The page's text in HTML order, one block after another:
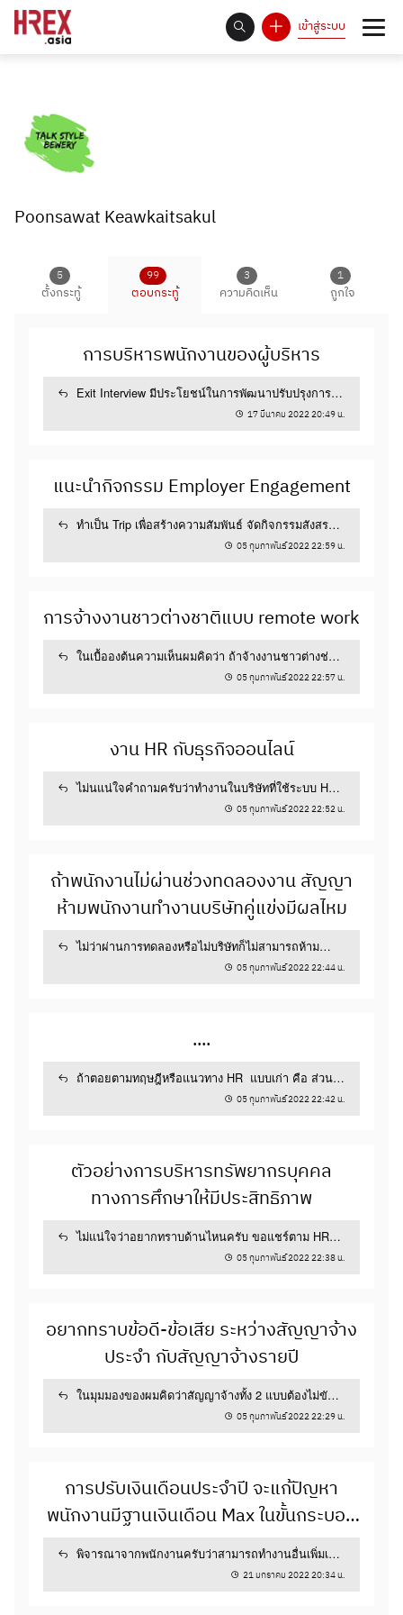
เข้าสู่ระบบ
Poonsawat Keawkaitsakul
5
ตั้งกระทู้
99
ตอบกระทู้
3
ความคิดเห็น
1
ถูกใจ
งาน HR ช่วงสิ้นปี
ในช่วงสิ้นปีที่จะมาถึง เพื่อน ๆ HR มีงานอะไรที่ต้อง
ทำพิเศษ เร่งด่วนอกเหนือจากงานประจำ (Routine)
1 3
21 พฤศจิกายน 2021 22:07 น.
Digital Transformation กับ HR
ในยุคที่มีการเปลี่ยนแปลงอย่างรวดเร็วเช่นนี้ ทาง
HR เราต้องวางแผนเตรียมการทำ Digital
Transformation อย่างไรครับ
การพัฒนาบุคลากร (HRD)
คนเก่งกับคนดี
ในการสรรหาบุคลากรใหม่เข้ามาร่วมงานกับ
องค์กร ถ้าท่านจำเป็นต้องเลือกระหว่างคนเก่ง กับ
2 5
การบริหารข้อมูลต่าง ๆ ด้าน HR
ข้อมูลระหว่างพนักงานและบริษัทเพื่อให้พนักงาน
สามารถตัดสินใจ วางแผนการทำงาน...
3 2
24 สิงหาคม 2021 15:02 น.
พนักงานระดับปฏิบัติการ
ในการทำงานเพื่อขับเคลื่อนบริษัทให้สามารถ
ทำงานได้อย่างมีประสิทธิภาพสมควรมีเกณฑ์การ
วิเคราะห์สัดส่วนของผู้บริหาร : พนักงานระดับปฏิบัติ
การอย่างไร
การบริหารทรัพยากรมนุษย์
การบริหารพนักงานของผู้บริหาร
Exit Interview มีประโยชน์ในการพัฒนาปรับปรุงการ
17 มีนาคม 2022 20:49 น.
แนะนำกิจกรรม Employer Engagement
ทำเป็น Trip เพื่อสร้างความสัมพันธ์ จัดกิจกรรมสังสรรค์
ภายในองค์กรจับ Buddy ในการทำงาน...05 กุมภาพันธ์ 2022 22:59 น.
การจ้างงานชาวต่างชาติแบบ remote work
ในเบื้อองต้นความเห็นผมคิดว่า ถ้าจ้างงานชาวต่างช่ติ
แบบ Remote Work สมควรจ้างเป็น Project...05 กุมภาพันธ์ 2022 22:57 น.
งาน HR กับธุรกิจออนไลน์
ไม่นแน่ใจคำถามครับว่าทำงานในบริษัทที่ใช้ระบบ HR
online หรือ ทำงานในบริษัทที่ใช้ระบบ HR...05 กุมภาพันธ์ 2022 22:52 น.
ถ้าพนักงานไม่ผ่านช่วงทดลองงาน สัญญา
ห้ามพนักงานทำงานบริษัทคู่แข่งมีผลไหม
ไม่ว่าผ่านการทดลองหรือไม่บริษัทก็ไม่สามารถห้าม
พนักงานในการไปทำงานกับบริษัทอื่นที่มีลักษ...05 กุมภาพันธ์ 2022 22:44 น.
....
ถ้าตอยตามทฤษฎีหรือแนวทาง HR แบบเก่า คือ ส่วน
05 กุมภาพันธ์ 2022 22:42 น.
ตัวอย่างการบริหารทรัพยากรบุคคล
ทางการศึกษาให้มีประสิทธิภาพ
ไม่แน่ใจว่าอยากทราบด้านไหนครับ ขอแชร์ตาม HR
05 กุมภาพันธ์ 2022 22:38 น.
อยากทราบข้อดี-ข้อเสีย ระหว่างสัญญาจ้าง
ประจำ กับสัญญาจ้างรายปี
ในมุมมองของผมคิดว่าสัญญาจ้างทั้ง 2 แบบต้องไม่ขัด
ต่อกฎหมายแรงงาน แต่ทั้ง 2 แบบมีช้อดี...05 กุมภาพันธ์ 2022 22:29 น.
การปรับเงินเดือนประจำปี จะแก้ปัญหา
พนักงานมีฐานเงินเดือน Max ในขั้นกระบอก
แล้ว จะต้องแก้ไขอย่างไร
พิจารณาจากพนักงานครับว่าสามารถทำงานอื่นเพิ่มเติม
เพื่อนำมาคิดค่าตอบแทนเพิ่มได้หรือไม่ครั...21 มกราคม 2022 20:34 น.